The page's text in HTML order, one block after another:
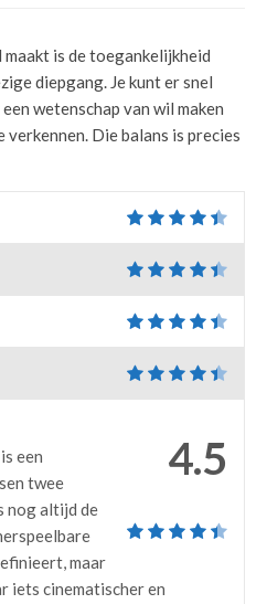
is de toegankelijkheid
diepgang. Je kunt er snel
wetenschap van wil maken
Die balans is precies
4.5
een
twee
nog altijd de
maar
iets cinematischer en